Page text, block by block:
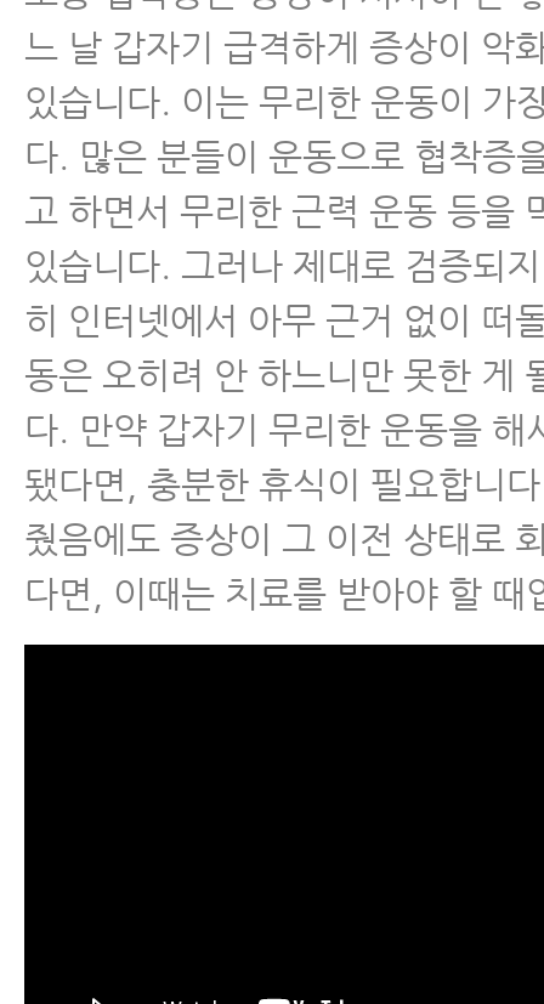
느 날 갑자기 급격하게 증상이 악
있습니다. 이는 무리한 운동이 가
다. 많은 분들이 운동으로 협착증
고 하면서 무리한 근력 운동 등을
있습니다. 그러나 제대로 검증되
히 인터넷에서 아무 근거 없이 떠
동은 오히려 안 하느니만 못한 게
다. 만약 갑자기 무리한 운동을 해
됐다면, 충분한 휴식이 필요합니
줬음에도 증상이 그 이전 상태로
다면, 이때는 치료를 받아야 할 때